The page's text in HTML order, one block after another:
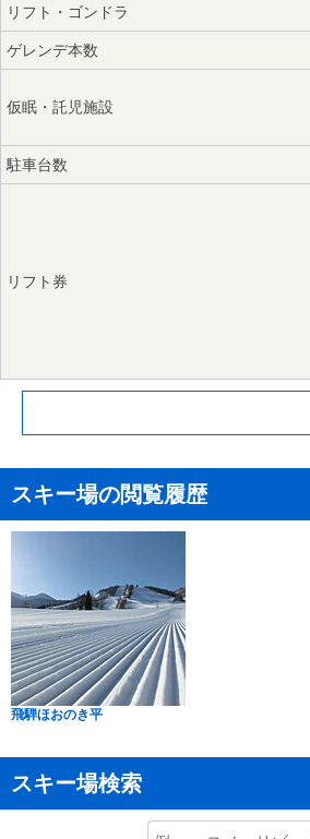
リフト・ゴンドラ
ゲレンデ本数
仮眠・託児施設
駐車台数
リフト券
スキー場の閲覧履歴
飛騨ほおのき平
スキー場検索